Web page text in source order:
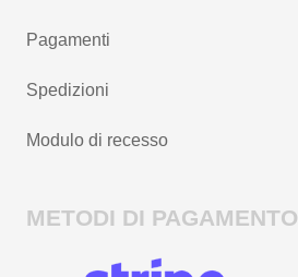
Pagamenti
Spedizioni
Modulo di recesso
METODI DI PAGAMENTO